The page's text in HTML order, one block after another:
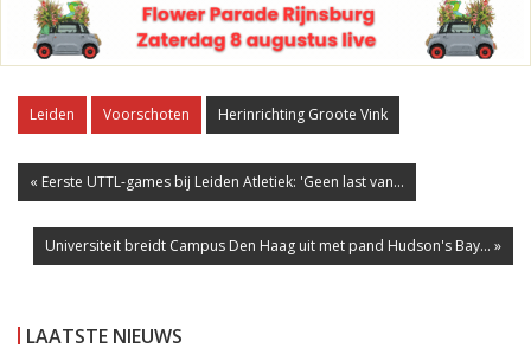
Leiden Voorschoten Herinrichting Groote Vink
« Eerste UTTL-games bij Leiden Atletiek: 'Geen last van...
Universiteit breidt Campus Den Haag uit met pand Hudson's Bay... »
LAATSTE NIEUWS